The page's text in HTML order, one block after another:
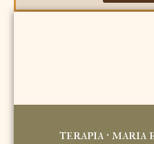
terapia ·